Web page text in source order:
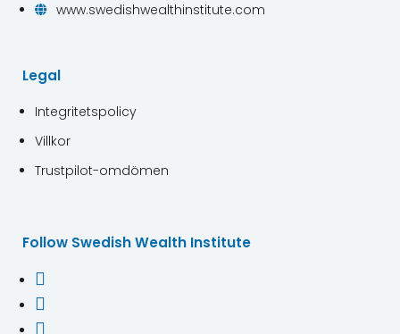
 www.swedishwealthinstitute.com
Legal
Integritetspolicy
Villkor
Trustpilot-omdömen
Follow Swedish Wealth Institute


